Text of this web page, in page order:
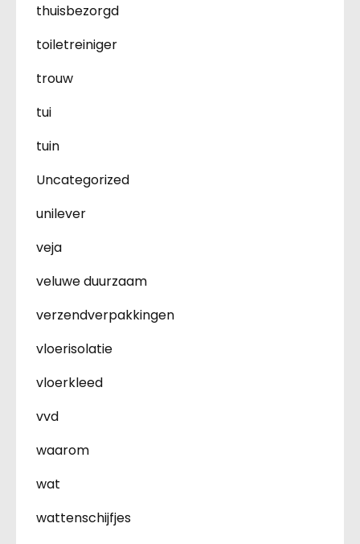
thuisbezorgd
toiletreiniger
trouw
tui
tuin
Uncategorized
unilever
veja
veluwe duurzaam
verzendverpakkingen
vloerisolatie
vloerkleed
vvd
waarom
wat
wattenschijfjes